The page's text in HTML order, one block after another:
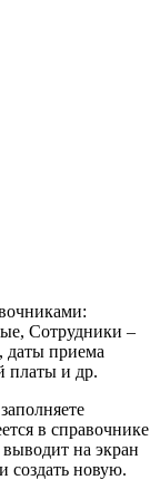
Сотpудники –
даты приема
платы и др.
в спрaвочнике
на экран
создать новую.